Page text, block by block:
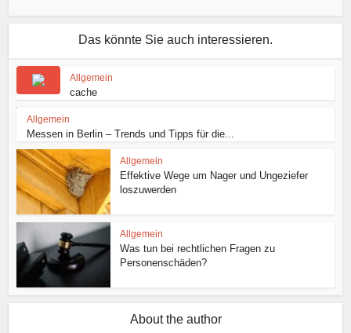
Das könnte Sie auch interessieren.
Allgemein
cache
Allgemein
Messen in Berlin – Trends und Tipps für die...
Allgemein
Effektive Wege um Nager und Ungeziefer
loszuwerden
Allgemein
Was tun bei rechtlichen Fragen zu
Personenschäden?
About the author